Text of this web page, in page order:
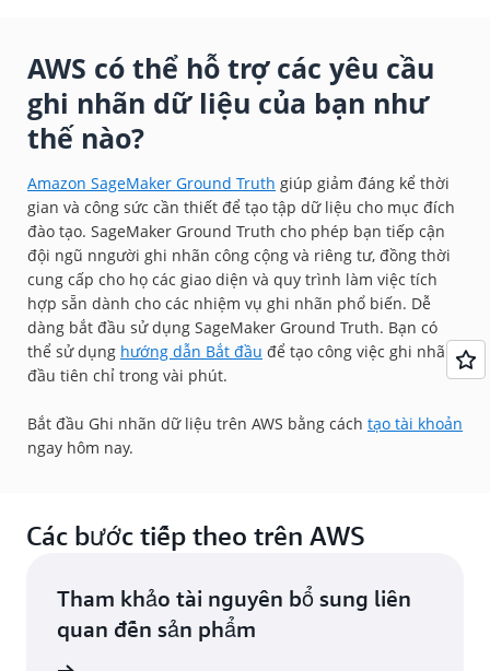
AWS có thể hỗ trợ các yêu cầu
ghi nhãn dữ liệu của bạn như
thế nào?
Amazon SageMaker Ground Truth giúp giảm đáng kể thời
gian và công sức cần thiết để tạo tập dữ liệu cho mục đích
đào tạo. SageMaker Ground Truth cho phép bạn tiếp cận
đội ngũ nngười ghi nhãn công cộng và riêng tư, đồng thời
cung cấp cho họ các giao diện và quy trình làm việc tích
hợp sẵn dành cho các nhiệm vụ ghi nhãn phổ biến. Dễ
dàng bắt đầu sử dụng SageMaker Ground Truth. Bạn có
thể sử dụng hướng dẫn Bắt đầu để tạo công việc ghi nhãn
đầu tiên chỉ trong vài phút.
Bắt đầu Ghi nhãn dữ liệu trên AWS bằng cách tạo tài khoản
ngay hôm nay.
Các bước tiếp theo trên AWS
Tham khảo tài nguyên bổ sung liên
quan đến sản phẩm